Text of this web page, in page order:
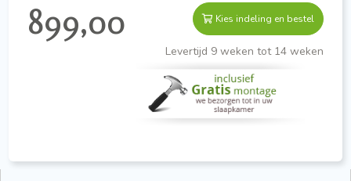
899,00 Kies indeling en bestel
Levertijd 9 weken tot 14 weken